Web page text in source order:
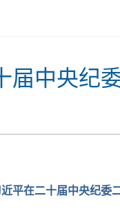
届中央纪
近平在二十届中央纪委